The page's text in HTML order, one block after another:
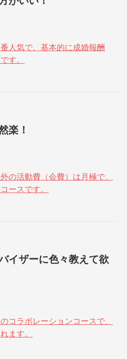
人気で、基本的に成婚報酬
す。
楽！
の活動費（会費）は月極で、
ースです。
イザーに色々教えて欲
コラボレーションコースで、
ます。